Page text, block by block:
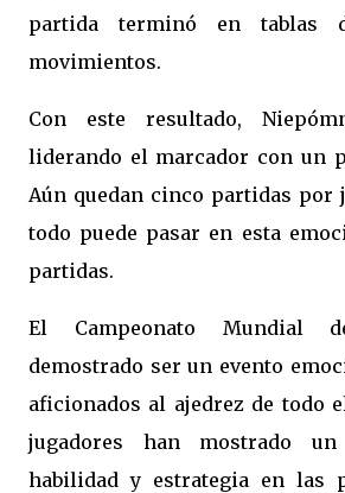
partida terminó en tablas
movimientos.
Con este resultado,
liderando el marcador con un
Aún quedan cinco partidas por
todo puede pasar en esta
partidas.
El Campeonato Mundial
demostrado ser un evento
aficionados al ajedrez de todo
jugadores han mostrado
habilidad y estrategia en las